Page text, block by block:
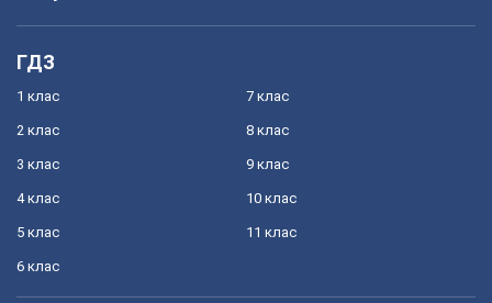
ГДЗ
1 клас
2 клас
3 клас
4 клас
5 клас
6 клас
7 клас
8 клас
9 клас
10 клас
11 клас